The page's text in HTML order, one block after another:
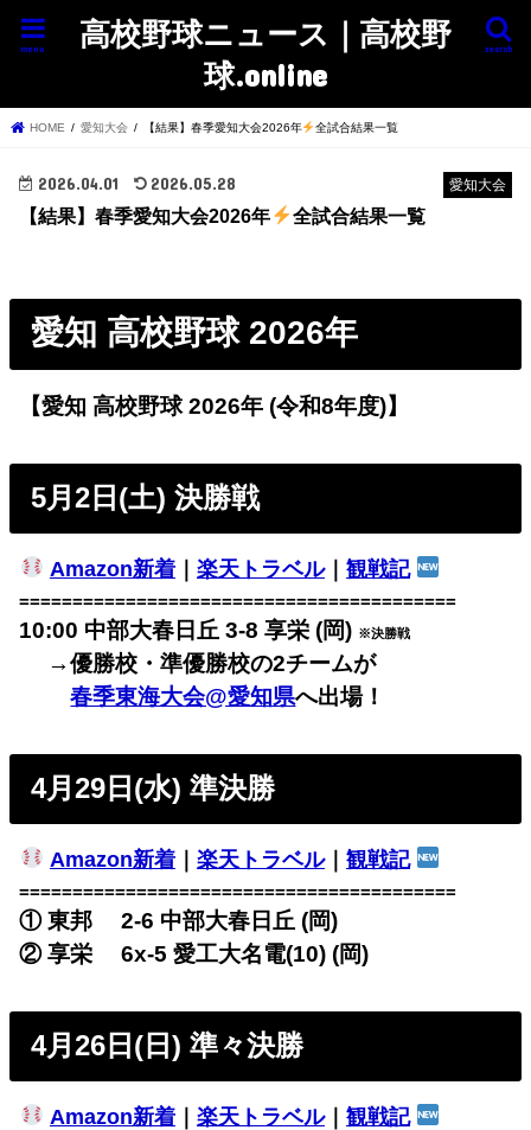
高校野球ニュース｜高校野
球.online
search
menu
HOME 愛知大会 【結果】春季愛知大会2026年 全試合結果一覧
愛知大会
2026.04.01 2026.05.28
【結果】春季愛知大会2026年 全試合結果一覧
愛知 高校野球 2026年
【愛知 高校野球 2026年 (令和8年度)】
5月2日(土) 決勝戦
Amazon新着｜ 楽天トラベル｜ 観戦記
=========================================
10:00 中部大春日丘 3-8 享栄 (岡) ※決勝戦
→優勝校・準優勝校の2チームが
春季東海大会@愛知県へ出場！
4月29日(水) 準決勝
Amazon新着｜ 楽天トラベル｜ 観戦記
=========================================
① 東邦 2-6 中部大春日丘 (岡)
② 享栄 6x-5 愛工大名電(10) (岡)
4月26日(日) 準々決勝
Amazon新着｜ 楽天トラベル｜ 観戦記